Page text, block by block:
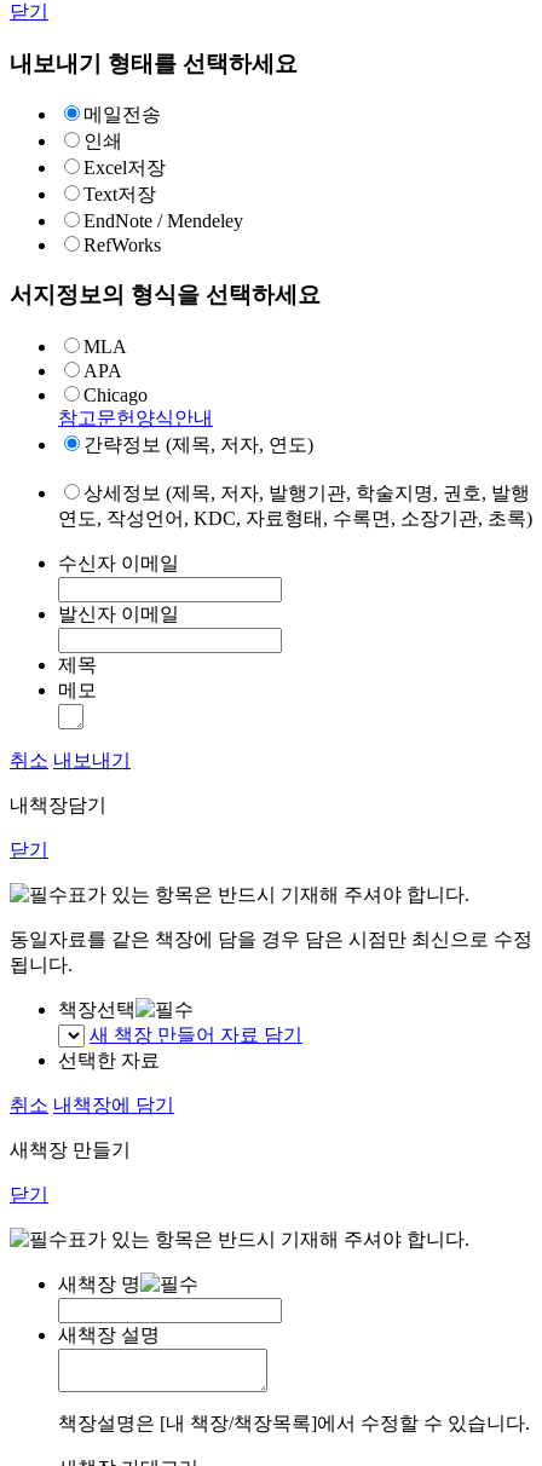
닫기
내보내기 형태를 선택하세요
메일전송
인쇄
Excel저장
Text저장
EndNote / Mendeley
RefWorks
서지정보의 형식을 선택하세요
MLA
APA
Chicago
참고문헌양식안내
간략정보 (제목, 저자, 연도)
상세정보 (제목, 저자, 발행기관, 학술지명, 권호, 발행
연도, 작성언어, KDC, 자료형태, 수록면, 소장기관, 초록)
수신자 이메일
발신자 이메일
제목
메모
취소 내보내기
내책장담기
닫기
표가 있는 항목은 반드시 기재해 주셔야 합니다.
동일자료를 같은 책장에 담을 경우 담은 시점만 최신으로 수정
됩니다.
책장선택
새 책장 만들어 자료 담기
선택한 자료
취소 내책장에 담기
새책장 만들기
닫기
표가 있는 항목은 반드시 기재해 주셔야 합니다.
새책장 명
새책장 설명
책장설명은 [내 책장/책장목록]에서 수정할 수 있습니다.